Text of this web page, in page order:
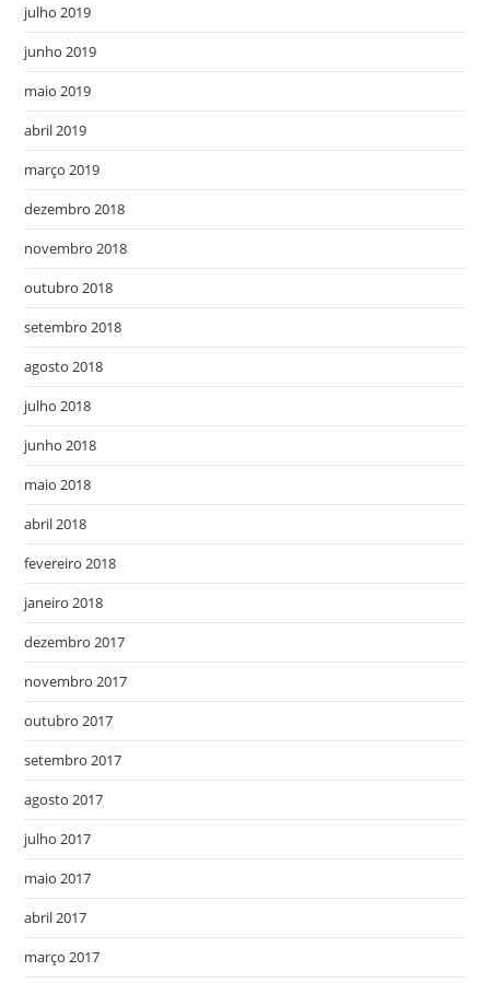
julho 2019
junho 2019
maio 2019
abril 2019
março 2019
dezembro 2018
novembro 2018
outubro 2018
setembro 2018
agosto 2018
julho 2018
junho 2018
maio 2018
abril 2018
fevereiro 2018
janeiro 2018
dezembro 2017
novembro 2017
outubro 2017
setembro 2017
agosto 2017
julho 2017
maio 2017
abril 2017
março 2017